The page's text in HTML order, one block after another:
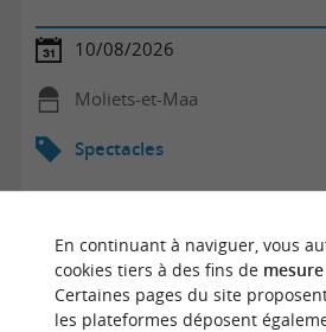
10/08/2026
Moliets-et-Maa
Spectacles
En continuant à naviguer, vous
cookies tiers à des fins de
Certaines pages du site
les plateformes déposent